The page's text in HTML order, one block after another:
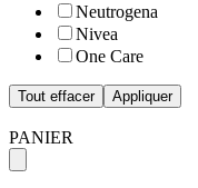
Neutrogena
Nivea
One Care
Tout effacer Appliquer
PANIER